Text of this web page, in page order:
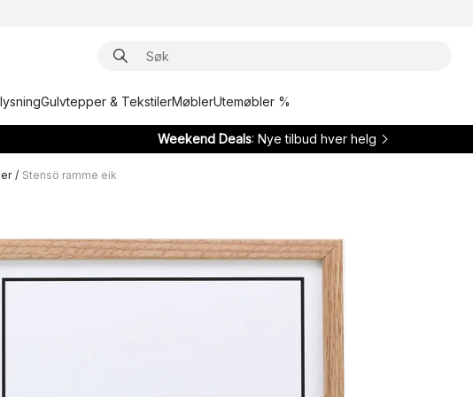
Gulvtepper & TekstilerMøblerUtemøbler %
Weekend Deals: Nye tilbud hver helg
/ Stensö ramme eik